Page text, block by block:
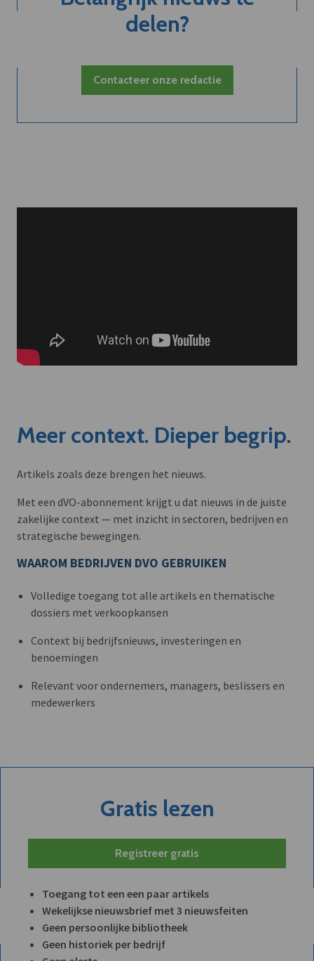
delen?
Contacteer onze redactie
Meer context. Dieper begrip.
Artikels zoals deze brengen het nieuws.
Met een dVO-abonnement krijgt u dat nieuws in de juiste
zakelijke context — met inzicht in sectoren, bedrijven en
strategische bewegingen.
WAAROM BEDRIJVEN DVO GEBRUIKEN
Volledige toegang tot alle artikels en thematische
dossiers met verkoopkansen
Context bij bedrijfsnieuws, investeringen en
benoemingen
Relevant voor ondernemers, managers, beslissers en
medewerkers
Gratis lezen
Registreer gratis
Toegang tot een een paar artikels
Wekelijkse nieuwsbrief met 3 nieuwsfeiten
Geen persoonlijke bibliotheek
Geen historiek per bedrijf